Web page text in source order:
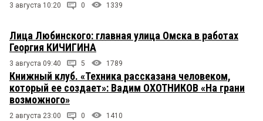
3 августа 10:20 0 1339
Лица Любинского: главная улица Омска в работах
Георгия КИЧИГИНА
3 августа 09:40 5 1789
Книжный клуб. «Техника рассказана человеком,
который ее создает»: Вадим ОХОТНИКОВ «На грани
возможного»
2 августа 23:00 0 1410